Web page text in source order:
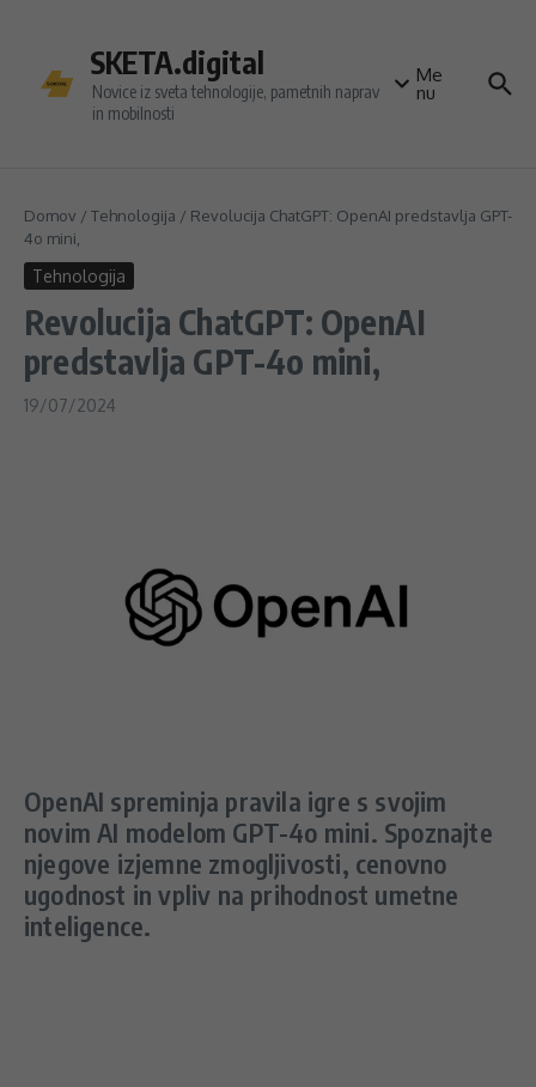
SKETA.digital
Novice iz sveta tehnologije, pametnih naprav
in mobilnosti
Me
nu
Domov / Tehnologija / Revolucija ChatGPT: OpenAI predstavlja GPT-
4o mini,
Tehnologija
Revolucija ChatGPT: OpenAI
predstavlja GPT-4o mini,
19/07/2024
OpenAI spreminja pravila igre s svojim
novim AI modelom GPT-4o mini. Spoznajte
njegove izjemne zmogljivosti, cenovno
ugodnost in vpliv na prihodnost umetne
inteligence.